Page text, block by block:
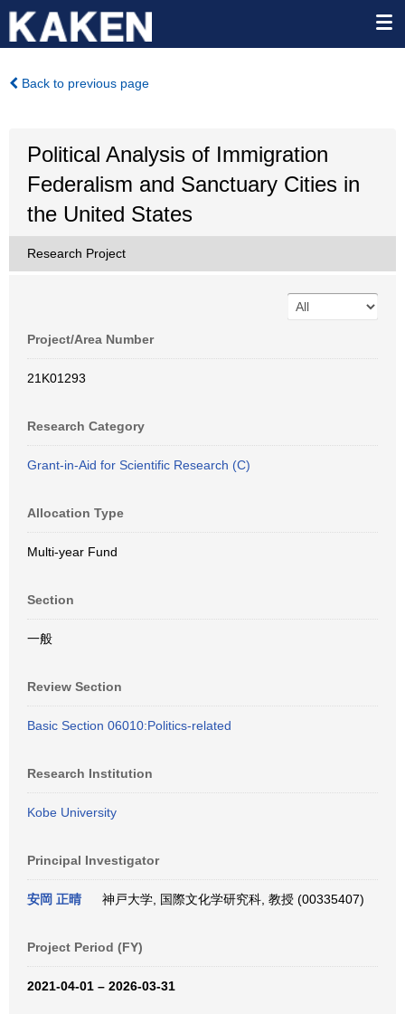
Back to previous page
Political Analysis of Immigration
Federalism and Sanctuary Cities in
the United States
Research Project
Project/Area Number
21K01293
Research Category
Grant-in-Aid for Scientific Research (C)
Allocation Type
Multi-year Fund
Section
一般
Review Section
Basic Section 06010:Politics-related
Research Institution
Kobe University
Principal Investigator
安岡 正晴 神戸大学, 国際文化学研究科, 教授 (00335407)
Project Period (FY)
2021-04-01 – 2026-03-31